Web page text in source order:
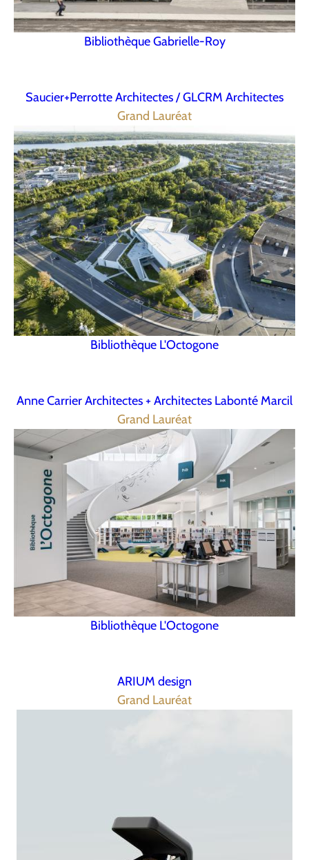
Bibliothèque Gabrielle-Roy
Saucier+Perrotte Architectes / GLCRM Architectes
Grand Lauréat
Bibliothèque L'Octogone
Anne Carrier Architectes + Architectes Labonté Marcil
Grand Lauréat
Bibliothèque L'Octogone
ARIUM design
Grand Lauréat